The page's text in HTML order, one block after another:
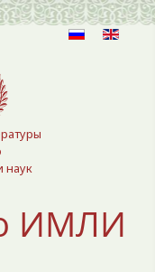
наук
ИМЛИ